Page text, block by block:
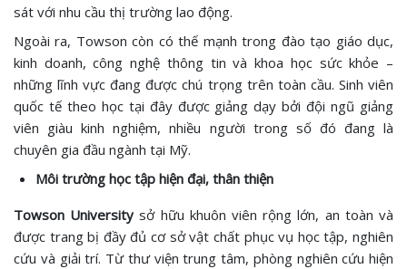
sát với nhu cầu thị trường lao động.
Ngoài ra, Towson còn có thế mạnh trong đào tạo giáo dục,
kinh doanh, công nghệ thông tin và khoa học sức khỏe –
những lĩnh vực đang được chú trọng trên toàn cầu. Sinh viên
quốc tế theo học tại đây được giảng dạy bởi đội ngũ giảng
viên giàu kinh nghiệm, nhiều người trong số đó đang là
chuyên gia đầu ngành tại Mỹ.
Môi trường học tập hiện đại, thân thiện
Towson University sở hữu khuôn viên rộng lớn, an toàn và
được trang bị đầy đủ cơ sở vật chất phục vụ học tập, nghiên
cứu và giải trí. Từ thư viện trung tâm, phòng nghiên cứu hiện